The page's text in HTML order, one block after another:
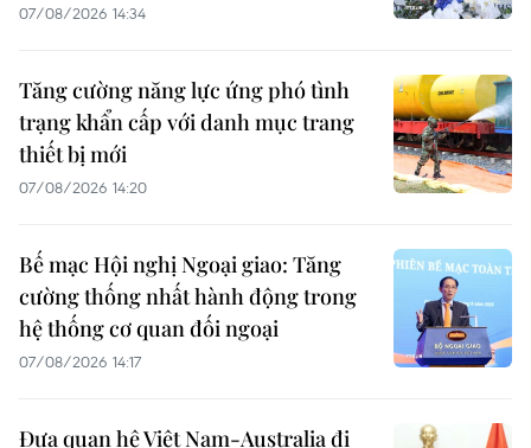
07/08/2026 14:34
Tăng cường năng lực ứng phó tình
trạng khẩn cấp với danh mục trang
thiết bị mới
07/08/2026 14:20
Bế mạc Hội nghị Ngoại giao: Tăng
cường thống nhất hành động trong
hệ thống cơ quan đối ngoại
07/08/2026 14:17
Đưa quan hệ Việt Nam-Australia đi